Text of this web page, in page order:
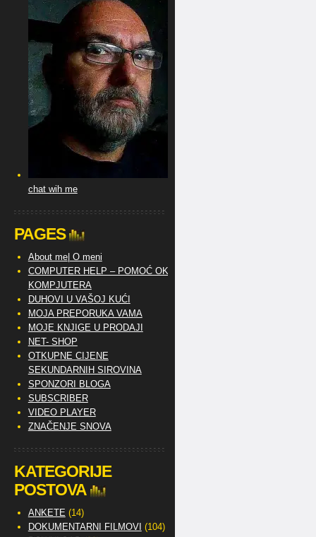
chat wih me
PAGES
About me| O meni
COMPUTER HELP – POMOĆ OKO
KOMPJUTERA
DUHOVI U VAŠOJ KUĆI
MOJA PREPORUKA VAMA
MOJE KNJIGE U PRODAJI
NET- SHOP
OTKUPNE CIJENE
SEKUNDARNIH SIROVINA
SPONZORI BLOGA
SUBSCRIBER
VIDEO PLAYER
ZNAČENJE SNOVA
KATEGORIJE
POSTOVA
ANKETE (14)
DOKUMENTARNI FILMOVI (104)